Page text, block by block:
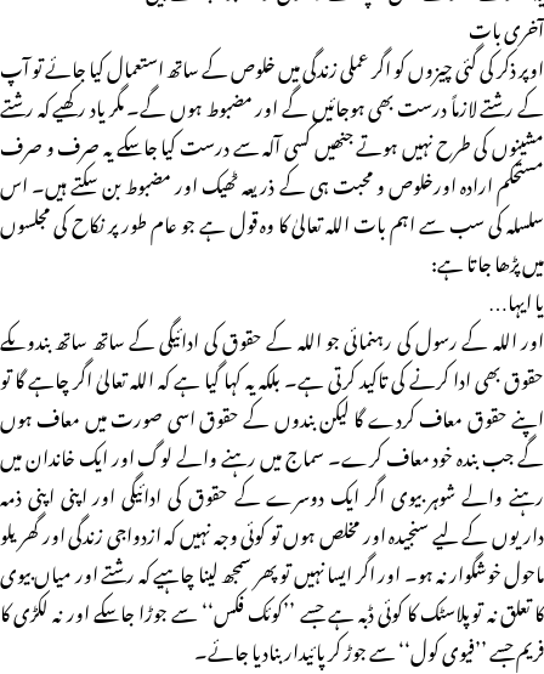
آخری بات
اوپر ذکر کی گئی چیزوں کو اگر عملی زندگی میں خلوص کے ساتھ استعمال کیا جائے تو آپ
کے رشتے لازماً درست بھی ہوجائیں گے اور مضبوط ہوں گے۔ مگر یاد رکھیے کہ رشتے
مشینوں کی طرح نہیں ہوتے جنھیں کسی آلہ سے درست کیا جاسکے یہ صرف و صرف
مستحکم ارادہ اورخلوص و محبت ہی کے ذریعہ ٹھیک اور مضبوط بن سکتے ہیں۔ اس
سلسلہ کی سب سے اہم بات اللہ تعالیٰ کا وہ قول ہے جو عام طور پر نکاح کی مجلسوں
میں پڑھا جاتا ہے:
یا ایہا…
اور اللہ کے رسول کی رہنمائی جو اللہ کے حقوق کی ادائیگی کے ساتھ ساتھ بندوںکے
حقوق بھی ادا کرنے کی تاکید کرتی ہے۔ بلکہ یہ کہا گیا ہے کہ اللہ تعالیٰ اگر چاہے گا تو
اپنے حقوق معاف کردے گا لیکن بندوں کے حقوق اسی صورت میں معاف ہوں
گے جب بندہ خود معاف کرے۔ سماج میں رہنے والے لوگ اور ایک خاندان میں
رہنے والے شوہر بیوی اگر ایک دوسرے کے حقوق کی ادائیگی اور اپنی اپنی ذمہ
داریوں کے لیے سنجیدہ اور مخلص ہوں تو کوئی وجہ نہیں کہ ازدواجی زندگی اور گھریلو
ماحول خوشگوار نہ ہو۔ اور اگر ایسا نہیں تو پھر سمجھ لینا چاہیے کہ رشتے اور میاں بیوی
کا تعلق نہ توپلاسٹک کا کوئی ڈبہ ہے جسے ’’کوئک فکس‘‘ سے جوڑا جاسکے اور نہ لکڑی کا
فریم جسے ’’فیوی کول‘‘ سے جوڑ کر پائیدار بنادیا جائے۔